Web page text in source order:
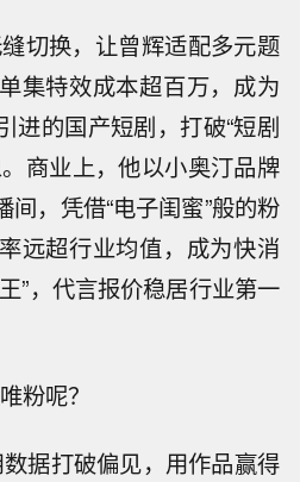
缝切换，让曾辉适配多元题
集特效成本超百万，成为
进的国产短剧，打破“短剧
商业上，他以小奥汀品牌
，凭借“电子闺蜜”般的粉
远超行业均值，成为快消
”，代言报价稳居行业第一
粉呢？
据打破偏见，用作品赢得